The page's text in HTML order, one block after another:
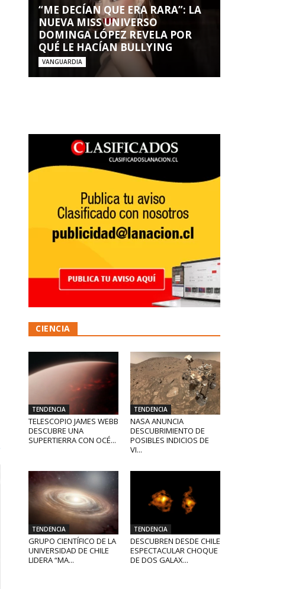
“ME DECÍAN QUE ERA RARA”: LA
NUEVA MISS UNIVERSO
DOMINGA LÓPEZ REVELA POR
QUÉ LE HACÍAN BULLYING
VANGUARDIA
CIENCIA
TENDENCIA
TELESCOPIO JAMES WEBB
DESCUBRE UNA
SUPERTIERRA CON OCÉ...
TENDENCIA
NASA ANUNCIA
DESCUBRIMIENTO DE
POSIBLES INDICIOS DE
VI...
TENDENCIA
GRUPO CIENTÍFICO DE LA
UNIVERSIDAD DE CHILE
LIDERA “MA...
TENDENCIA
DESCUBREN DESDE CHILE
ESPECTACULAR CHOQUE
DE DOS GALAX...